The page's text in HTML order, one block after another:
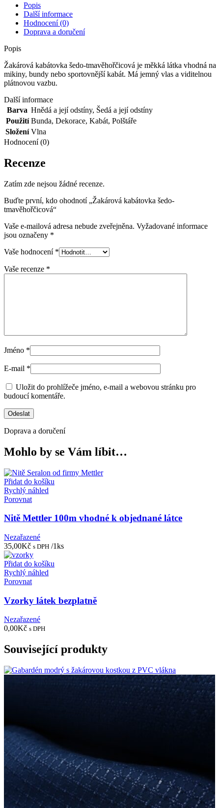
Popis
Další informace
Hodnocení (0)
Doprava a doručení
Popis
Žakárová kabátovka šedo-tmavěhořčicová je měkká látka vhodná na
mikiny, bundy nebo sportovnější kabát. Má jemný vlas a viditelnou
plátnovou vazbu.
Další informace
Barva Hnědá a její odstíny, Šedá a její odstíny
Použití Bunda, Dekorace, Kabát, Polštáře
Složení Vlna
Hodnocení (0)
Recenze
Zatím zde nejsou žádné recenze.
Buďte první, kdo ohodnotí „Žakárová kabátovka šedo-
tmavěhořčicová“
Vaše e-mailová adresa nebude zveřejněna. Vyžadované informace
jsou označeny *
Vaše hodnocení *
Vaše recenze *
Jméno *
E-mail *
Uložit do prohlížeče jméno, e-mail a webovou stránku pro
budoucí komentáře.
Doprava a doručení
Mohlo by se Vám líbit…
Přidat do košíku
Rychlý náhled
Porovnat
Nitě Mettler 100m vhodné k objednané látce
Nezařazené
35,00Kč s DPH /1ks
Přidat do košíku
Rychlý náhled
Porovnat
Vzorky látek bezplatně
Nezařazené
0,00Kč s DPH
Související produkty